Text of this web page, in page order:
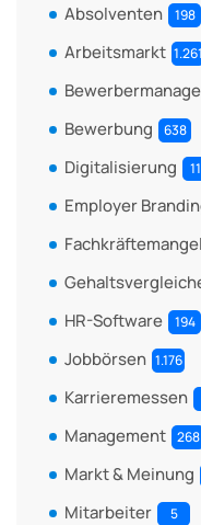
Absolventen 198
Arbeitsmarkt 1.261
Bewerbung 638
Digitalisierung
Employer
Fachkräftemangel
HR-Software 194
Jobbörsen 1.176
Karrieremessen
Management 268
Markt & Meinung
Mitarbeiter 5